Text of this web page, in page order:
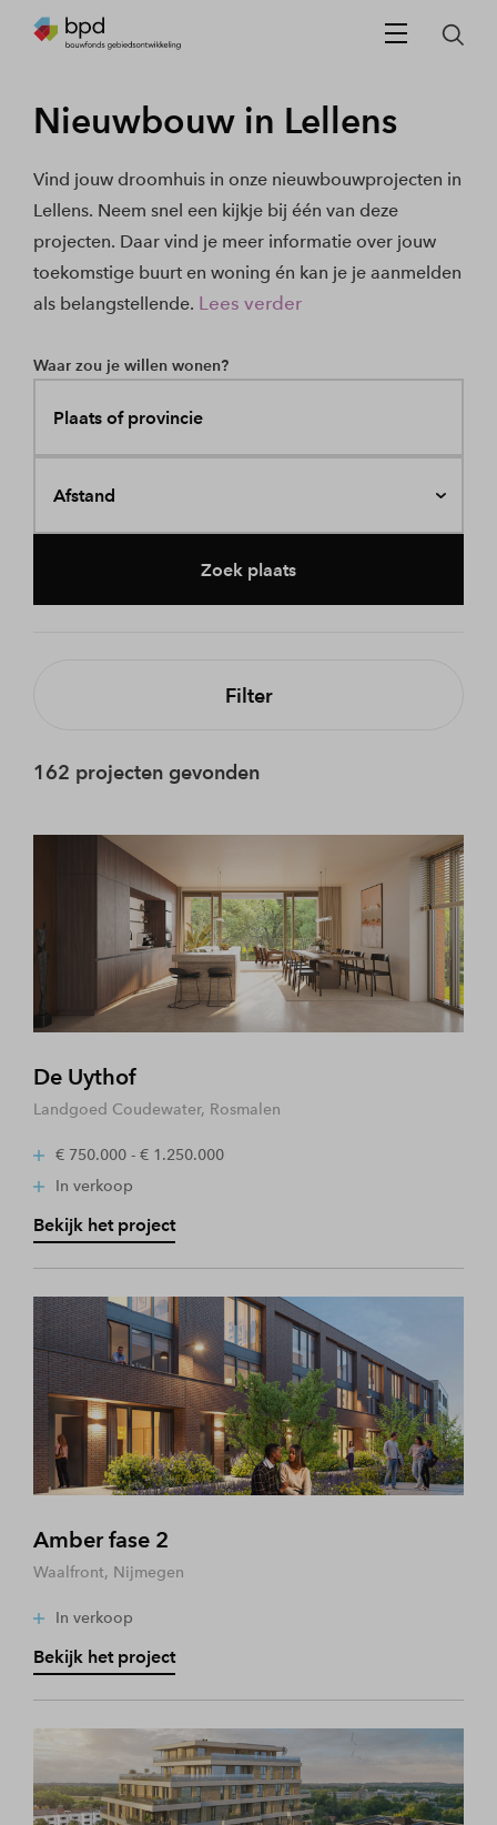
Nieuwbouw in Lellens
Vind jouw droomhuis in onze nieuwbouwprojecten in
Lellens. Neem snel een kijkje bij één van deze
projecten. Daar vind je meer informatie over jouw
toekomstige buurt en woning én kan je je aanmelden
als belangstellende. Lees verder
Waar zou je willen wonen?
Plaats of provincie
Afstand
Zoek plaats
Filter
162 projecten gevonden
De Uythof
Landgoed Coudewater, Rosmalen
€ 750.000 - € 1.250.000
In verkoop
Bekijk het project
Amber fase 2
Waalfront, Nijmegen
In verkoop
Bekijk het project